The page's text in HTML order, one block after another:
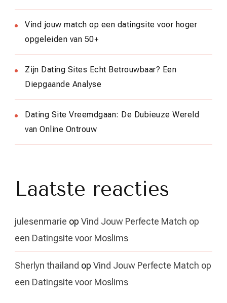
Vind jouw match op een datingsite voor hoger
opgeleiden van 50+
Zijn Dating Sites Echt Betrouwbaar? Een
Diepgaande Analyse
Dating Site Vreemdgaan: De Dubieuze Wereld
van Online Ontrouw
Laatste reacties
julesenmarie op Vind Jouw Perfecte Match op
een Datingsite voor Moslims
Sherlyn thailand op Vind Jouw Perfecte Match op
een Datingsite voor Moslims